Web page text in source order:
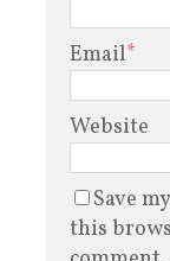
Email*
Website
Save
this